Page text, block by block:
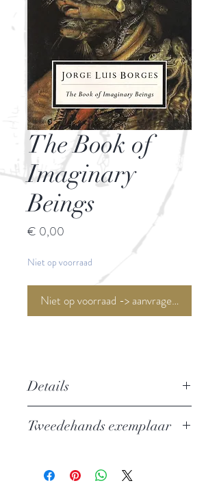
The Book of
Imaginary
Beings
€ 0,00
Niet op voorraad
Niet op voorraad -> aanvragen <-
Details
Uitgever: Penguin
Oorspronkelijke titel: El libro de los
Tweedehands exemplaar